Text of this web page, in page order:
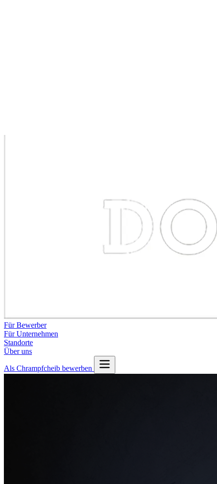
Für Bewerber
Für Unternehmen
Standorte
Über uns
Als Chrampfcheib bewerben